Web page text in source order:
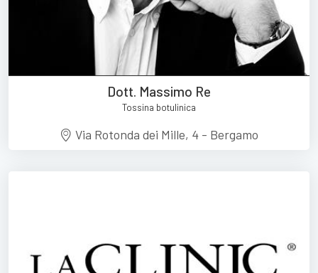
Dott. Massimo Re
Tossina botulinica
Via Rotonda dei Mille, 4 - Bergamo